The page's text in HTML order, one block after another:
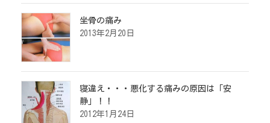
坐骨の痛み
2013年2月20日
寝違え・・・悪化する痛みの原因は「安
静」！！
2012年1月24日